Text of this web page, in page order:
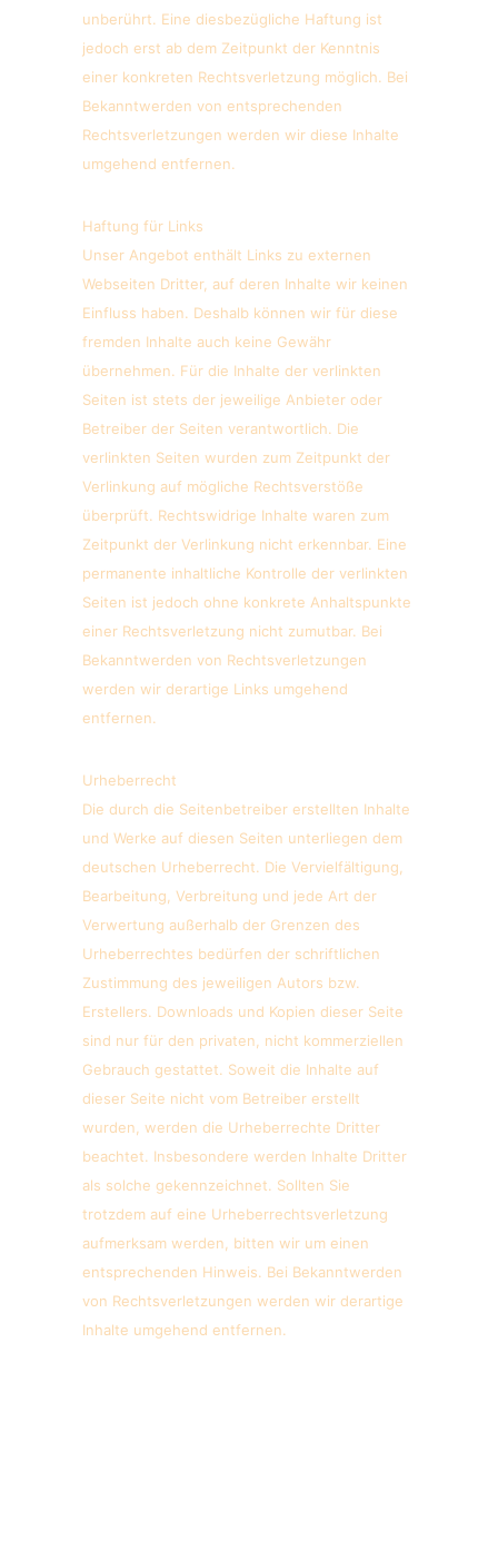
unberührt. Eine diesbezügliche Haftung ist
jedoch erst ab dem Zeitpunkt der Kenntnis
einer konkreten Rechtsverletzung möglich. Bei
Bekanntwerden von entsprechenden
Rechtsverletzungen werden wir diese Inhalte
umgehend entfernen.
Haftung für Links
Unser Angebot enthält Links zu externen
Webseiten Dritter, auf deren Inhalte wir keinen
Einfluss haben. Deshalb können wir für diese
fremden Inhalte auch keine Gewähr
übernehmen. Für die Inhalte der verlinkten
Seiten ist stets der jeweilige Anbieter oder
Betreiber der Seiten verantwortlich. Die
verlinkten Seiten wurden zum Zeitpunkt der
Verlinkung auf mögliche Rechtsverstöße
überprüft. Rechtswidrige Inhalte waren zum
Zeitpunkt der Verlinkung nicht erkennbar. Eine
permanente inhaltliche Kontrolle der verlinkten
Seiten ist jedoch ohne konkrete Anhaltspunkte
einer Rechtsverletzung nicht zumutbar. Bei
Bekanntwerden von Rechtsverletzungen
werden wir derartige Links umgehend
entfernen.
Urheberrecht
Die durch die Seitenbetreiber erstellten Inhalte
und Werke auf diesen Seiten unterliegen dem
deutschen Urheberrecht. Die Vervielfältigung,
Bearbeitung, Verbreitung und jede Art der
Verwertung außerhalb der Grenzen des
Urheberrechtes bedürfen der schriftlichen
Zustimmung des jeweiligen Autors bzw.
Erstellers. Downloads und Kopien dieser Seite
sind nur für den privaten, nicht kommerziellen
Gebrauch gestattet. Soweit die Inhalte auf
dieser Seite nicht vom Betreiber erstellt
wurden, werden die Urheberrechte Dritter
beachtet. Insbesondere werden Inhalte Dritter
als solche gekennzeichnet. Sollten Sie
trotzdem auf eine Urheberrechtsverletzung
aufmerksam werden, bitten wir um einen
entsprechenden Hinweis. Bei Bekanntwerden
von Rechtsverletzungen werden wir derartige
Inhalte umgehend entfernen.